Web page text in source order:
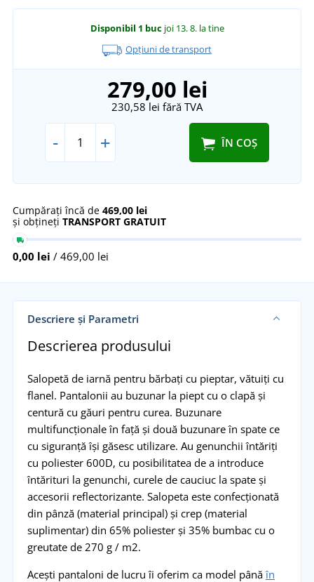
Disponibil 1 buc joi 13. 8. la tine
Opțiuni de transport
279,00 lei
230,58 lei fără TVA
- + ÎN COȘ
Cumpărați încă de 469,00 lei
și obțineți TRANSPORT GRATUIT
0,00 lei / 469,00 lei
Descriere și Parametri
Descrierea produsului
Salopetă de iarnă pentru bărbați cu pieptar, vătuiți cu
flanel. Pantalonii au buzunar la piept cu o clapă și
centură cu găuri pentru curea. Buzunare
multifuncționale în față și două buzunare în spate ce
cu siguranță își găsesc utilizare. Au genunchii întăriți
cu poliester 600D, cu posibilitatea de a introduce
întărituri la genunchi, curele de cauciuc la spate și
accesorii reflectorizante. Salopeta este confecționată
din pânză (material principal) și crep (material
suplimentar) din 65% poliester și 35% bumbac cu o
greutate de 270 g / m2.
Acești pantaloni de lucru îi oferim ca model pânăîn